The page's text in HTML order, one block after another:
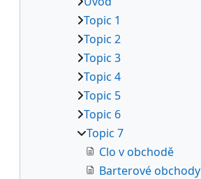
Topic 1
Topic 2
Topic 3
Topic 4
Topic 5
Topic 6
Topic 7
Clo v obchodě
Barterové obchody